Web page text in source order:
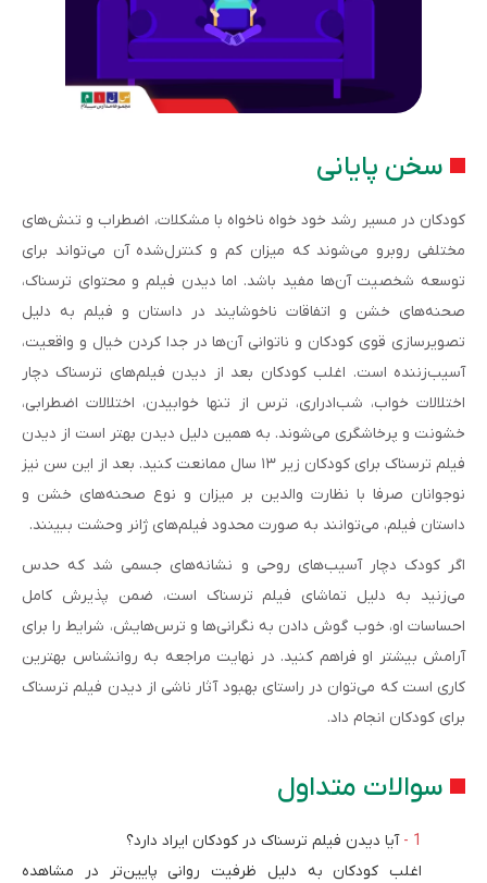
سخن پایانی
کودکان در مسیر رشد خود خواه ناخواه با مشکلات، اضطراب و تنش‌های
مختلفی روبرو می‌شوند که میزان کم و کنترل‌شده آن می‌تواند برای
توسعه شخصیت آن‌ها مفید باشد. اما دیدن فیلم و محتوای ترسناک،
صحنه‌های خشن و اتفاقات ناخوشایند در داستان و فیلم به دلیل
تصویرسازی قوی کودکان و ناتوانی آن‌ها در جدا کردن خیال و واقعیت،
آسیب‌زننده است. اغلب کودکان بعد از دیدن فیلم‌های ترسناک دچار
اختلالات خواب، شب‌ادراری، ترس از تنها خوابیدن، اختلالات اضطرابی،
خشونت و پرخاشگری می‌شوند. به همین دلیل دیدن بهتر است از دیدن
فیلم ترسناک برای کودکان زیر ۱۳ سال ممانعت کنید. بعد از این سن نیز
نوجوانان صرفا با نظارت والدین بر میزان و نوع صحنه‌های خشن و
داستان فیلم، می‌توانند به صورت محدود فیلم‌های ژانر وحشت ببینند.
اگر کودک دچار آسیب‌های روحی و نشانه‌های جسمی شد که حدس
می‌زنید به دلیل تماشای فیلم ترسناک است، ضمن پذیرش کامل
احساسات او، خوب گوش دادن به نگرانی‌ها و ترس‌هایش، شرایط را برای
آرامش بیشتر او فراهم کنید. در نهایت مراجعه به روانشناس بهترین
کاری است که می‌توان در راستای بهبود آثار ناشی از دیدن فیلم ترسناک
برای کودکان انجام داد.
سوالات متداول
آیا دیدن فیلم ترسناک در کودکان ایراد دارد؟
اغلب کودکان به دلیل ظرفیت روانی پایین‌تر در مشاهده